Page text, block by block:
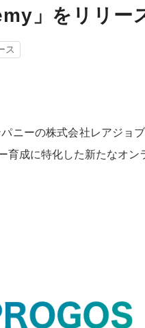
」をリリー
ス
パニーの株式会社レアジョ
育成に特化した新たなオ